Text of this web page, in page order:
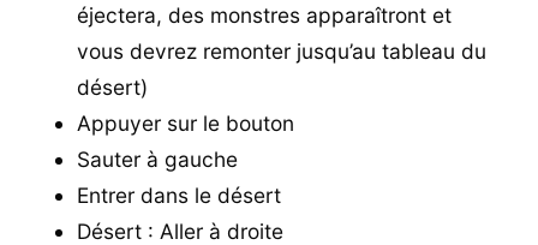
éjectera, des monstres apparaîtront et
vous devrez remonter jusqu’au tableau du
désert)
Appuyer sur le bouton
Sauter à gauche
Entrer dans le désert
Désert : Aller à droite